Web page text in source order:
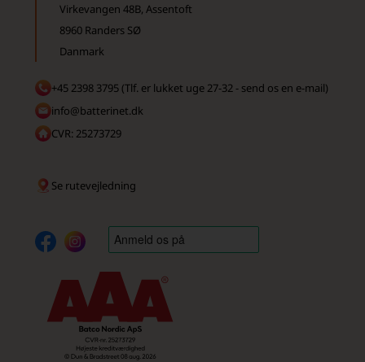
Virkevangen 48B, Assentoft
8960 Randers SØ
Danmark
+45 2398 3795 (Tlf. er lukket uge 27-32 - send os en e-mail)
info@batterinet.dk
CVR: 25273729
Se rutevejledning